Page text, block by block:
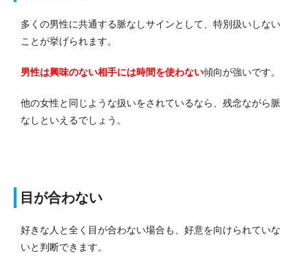
多くの男性に共通する脈なしサインとして、特別扱いしない
ことが挙げられます。
男性は興味のない相手には時間を使わない傾向が強いです。
他の女性と同じような扱いをされているなら、残念ながら脈
なしといえるでしょう。
目が合わない
好きな人と全く目が合わない場合も、好意を向けられていな
いと判断できます。